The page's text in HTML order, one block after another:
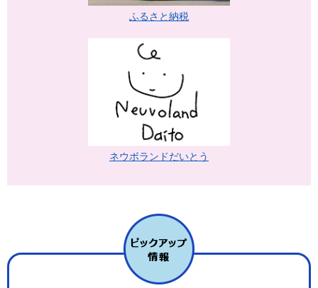
ふるさと納税
ネウボランドだいとう